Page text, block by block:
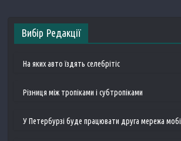
Вибір Редакції
На яких авто їздять селебрітіс
Різниця між тропіками і субтропіками
У Петербурзі буде працювати друга мережа